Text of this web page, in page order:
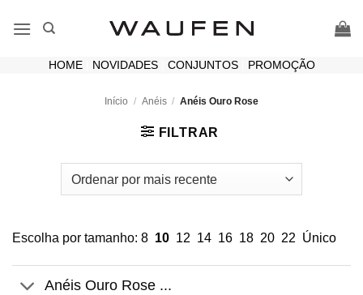
HOME| NOVIDADES| CONJUNTOS| PROMOÇÃO
Início / Anéis / Anéis Ouro Rose
FILTRAR
Escolha por tamanho: 8 10 12 14 16 18 20 22 Único
Anéis Ouro Rose ...